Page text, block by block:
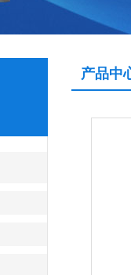
产品中